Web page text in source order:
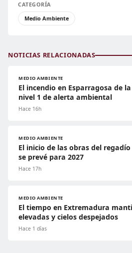
CATEGORÍA
Medio Ambiente
NOTICIAS RELACIONADAS
MEDIO AMBIENTE
El incendio en Esparragosa de
nivel 1 de alerta ambiental
Hace 16h
MEDIO AMBIENTE
El inicio de las obras del
se prevé para 2027
Hace 17h
MEDIO AMBIENTE
El tiempo en Extremadura
elevadas y cielos despejados
Hace 1 días